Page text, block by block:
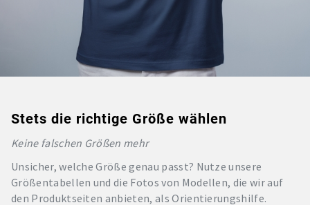
Stets die richtige Größe wählen
Keine falschen Größen mehr
Unsicher, welche Größe genau passt? Nutze unsere
Größentabellen und die Fotos von Modellen, die wir auf
den Produktseiten anbieten, als Orientierungshilfe.